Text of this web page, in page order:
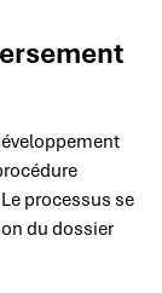
processus se
du dossier